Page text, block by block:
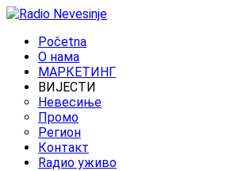
Početna
O нама
МАРКЕТИНГ
ВИЈЕСТИ
Невесиње
Промо
Регион
Контакт
Rадио уживо